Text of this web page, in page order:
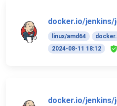
docker.io/jenkins/
linux/amd64
2024-08-11 18:12
docker.io/jenkins/